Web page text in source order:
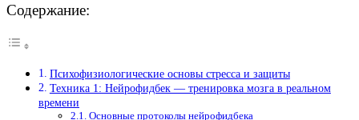
Содержание:
Психофизиологические основы стресса и защиты
Техника 1: Нейрофидбек — тренировка мозга в реальном
времени
Основные протоколы нейрофидбека